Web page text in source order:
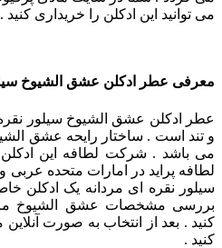
می توانید این ادکلن را خریداری کنید .
معرفی عطر ادکلن عشق الشیوخ
عطر ادکلن عشق الشیوخ سیلور نقره
و تند است . ساختار رایحه عشق
می باشد . شرکت لطافه این
لطافه پراید در امارات متحده
سیلور نقره ای مردانه یک ادکلن
بررسی مشخصات عشق الشیوخ
کنید . بعد از انتخاب به صورت آنلاین
کنید .